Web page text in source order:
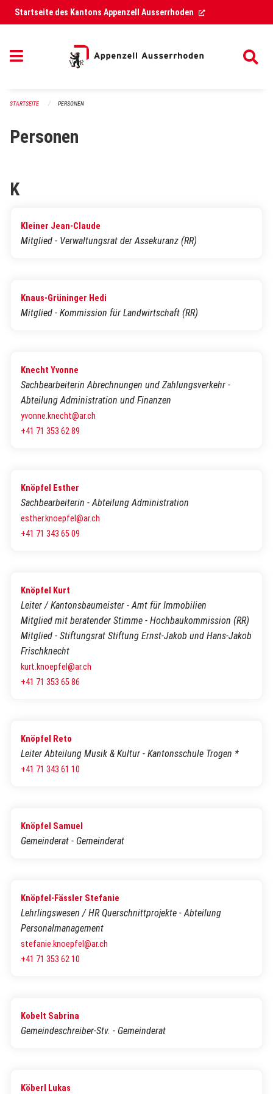
Navigation überspringen
Startseite des Kantons Appenzell Ausserrhoden (External Link)
STARTSEITE PERSONEN
Personen
K
Kleiner Jean-Claude
Mitglied - Verwaltungsrat der Assekuranz (RR)
Knaus-Grüninger Hedi
Mitglied - Kommission für Landwirtschaft (RR)
Knecht Yvonne
Sachbearbeiterin Abrechnungen und Zahlungsverkehr -
Abteilung Administration und Finanzen
yvonne.knecht@ar.ch
+41 71 353 62 89
Knöpfel Esther
Sachbearbeiterin - Abteilung Administration
esther.knoepfel@ar.ch
+41 71 343 65 09
Knöpfel Kurt
Leiter / Kantonsbaumeister - Amt für Immobilien
Mitglied mit beratender Stimme - Hochbaukommission (RR)
Mitglied - Stiftungsrat Stiftung Ernst-Jakob und Hans-Jakob
Frischknecht
kurt.knoepfel@ar.ch
+41 71 353 65 86
Knöpfel Reto
Leiter Abteilung Musik & Kultur - Kantonsschule Trogen *
+41 71 343 61 10
Knöpfel Samuel
Gemeinderat - Gemeinderat
Knöpfel-Fässler Stefanie
Lehrlingswesen / HR Querschnittprojekte - Abteilung
Personalmanagement
stefanie.knoepfel@ar.ch
+41 71 353 62 10
Kobelt Sabrina
Gemeindeschreiber-Stv. - Gemeinderat
Köberl Lukas